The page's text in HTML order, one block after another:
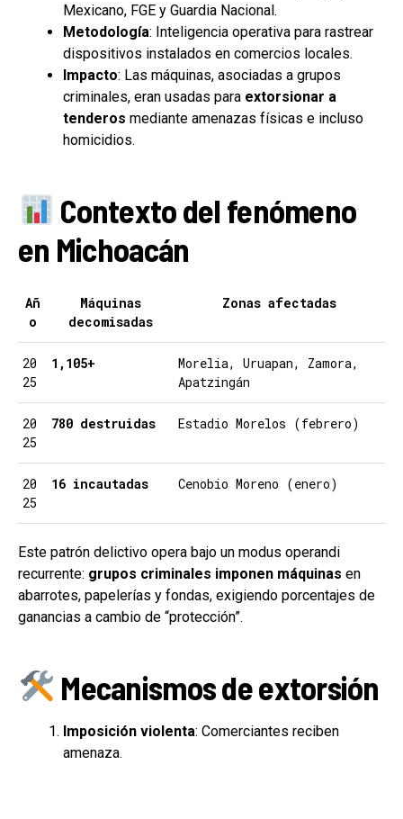
Mexicano, FGE y Guardia Nacional.
Metodología: Inteligencia operativa para rastrear
dispositivos instalados en comercios locales.
Impacto: Las máquinas, asociadas a grupos
criminales, eran usadas para extorsionar a
tenderos mediante amenazas físicas e incluso
homicidios.
Contexto del fenómeno
en Michoacán
Añ
o
Máquinas
decomisadas
Zonas afectadas
20
25
1,105+
Morelia, Uruapan, Zamora,
Apatzingán
20
25
780 destruidas Estadio Morelos (febrero)
20
25
16 incautadas Cenobio Moreno (enero)
Este patrón delictivo opera bajo un modus operandi
recurrente: grupos criminales imponen máquinas en
abarrotes, papelerías y fondas, exigiendo porcentajes de
ganancias a cambio de “protección”.
Mecanismos de extorsión
Imposición violenta: Comerciantes reciben
amenaza.